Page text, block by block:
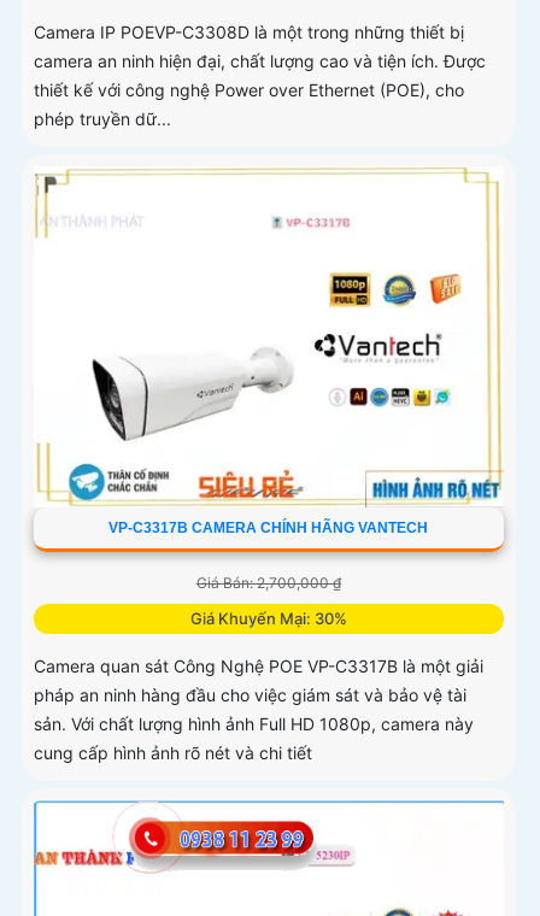
Camera IP POEVP-C3308D là một trong những thiết bị
camera an ninh hiện đại, chất lượng cao và tiện ích. Được
thiết kế với công nghệ Power over Ethernet (POE), cho
phép truyền dữ...
VP-C3317B CAMERA CHÍNH HÃNG VANTECH
Giá Bán: 2,700,000 ₫
Giá Khuyến Mại: 30%
Camera quan sát Công Nghệ POE VP-C3317B là một giải
pháp an ninh hàng đầu cho việc giám sát và bảo vệ tài
sản. Với chất lượng hình ảnh Full HD 1080p, camera này
cung cấp hình ảnh rõ nét và chi tiết